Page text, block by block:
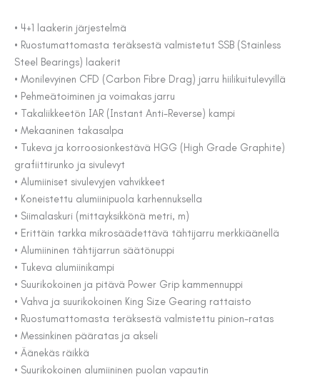
• 4+1 laakerin järjestelmä
• Ruostumattomasta teräksestä valmistetut SSB (Stainless
Steel Bearings) laakerit
• Monilevyinen CFD (Carbon Fibre Drag) jarru hiilikuitulevyillä
• Pehmeätoiminen ja voimakas jarru
• Takaliikkeetön IAR (Instant Anti-Reverse) kampi
• Mekaaninen takasalpa
• Tukeva ja korroosionkestävä HGG (High Grade Graphite)
grafiittirunko ja sivulevyt
• Alumiiniset sivulevyjen vahvikkeet
• Koneistettu alumiinipuola karhennuksella
• Siimalaskuri (mittayksikkönä metri, m)
• Erittäin tarkka mikrosäädettävä tähtijarru merkkiäänellä
• Alumiininen tähtijarrun säätönuppi
• Tukeva alumiinikampi
• Suurikokoinen ja pitävä Power Grip kammennuppi
• Vahva ja suurikokoinen King Size Gearing rattaisto
• Ruostumattomasta teräksestä valmistettu pinion-ratas
• Messinkinen pääratas ja akseli
• Äänekäs räikkä
• Suurikokoinen alumiininen puolan vapautin